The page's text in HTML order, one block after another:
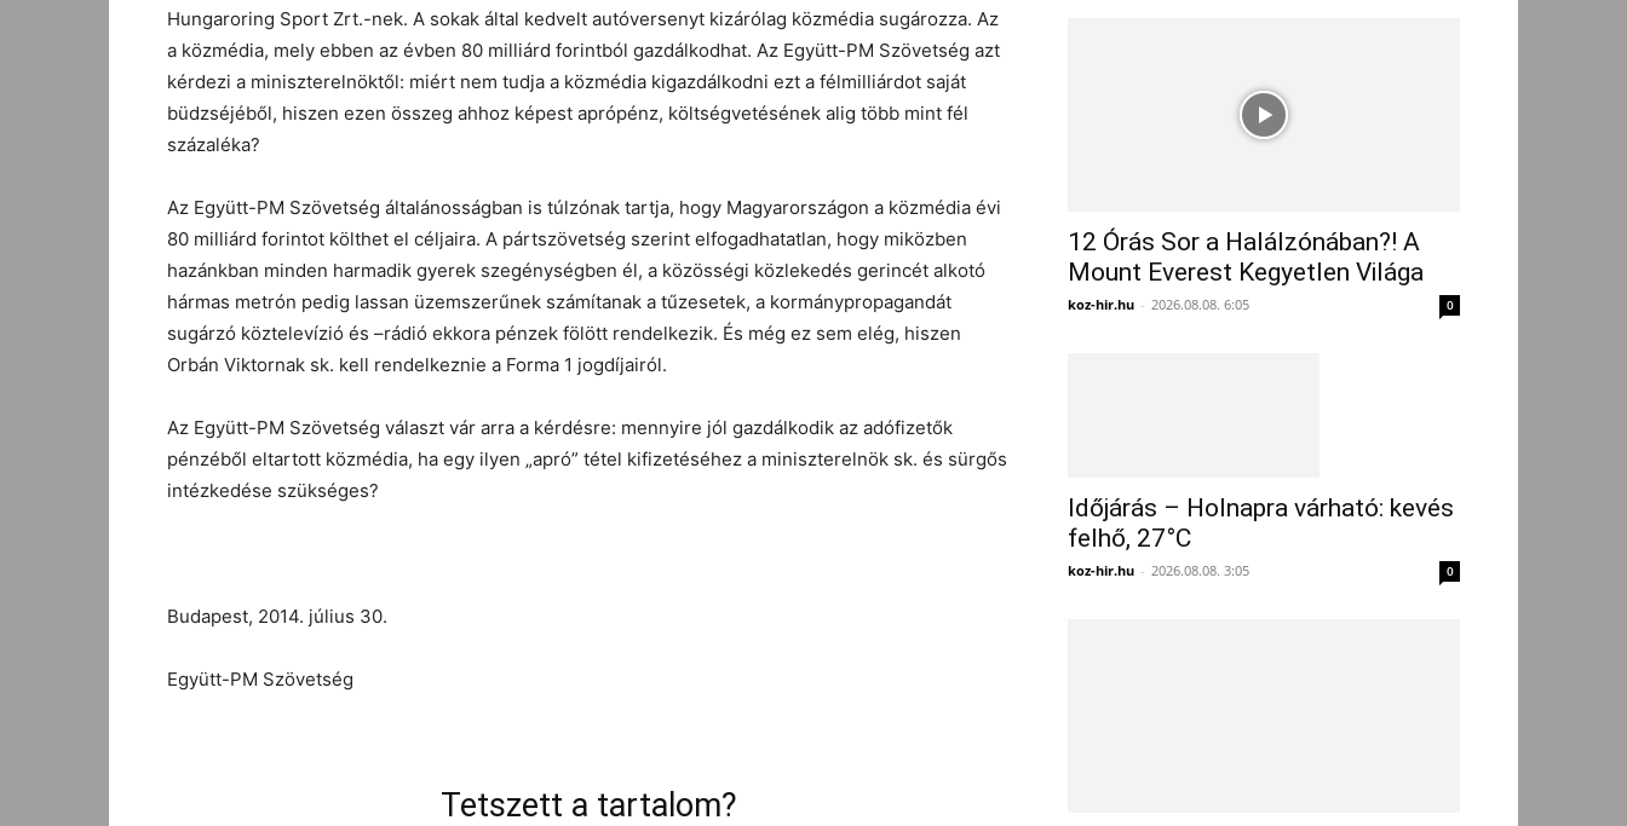
Hungaroring Sport Zrt.-nek. A sokak által kedvelt autóversenyt kizárólag közmédia sugározza. Az
a közmédia, mely ebben az évben 80 milliárd forintból gazdálkodhat. Az Együtt-PM Szövetség azt
kérdezi a miniszterelnöktől: miért nem tudja a közmédia kigazdálkodni ezt a félmilliárdot saját
büdzséjéből, hiszen ezen összeg ahhoz képest aprópénz, költségvetésének alig több mint fél
százaléka?
Az Együtt-PM Szövetség általánosságban is túlzónak tartja, hogy Magyarországon a közmédia évi
80 milliárd forintot költhet el céljaira. A pártszövetség szerint elfogadhatatlan, hogy miközben
hazánkban minden harmadik gyerek szegénységben él, a közösségi közlekedés gerincét alkotó
hármas metrón pedig lassan üzemszerűnek számítanak a tűzesetek, a kormánypropagandát
sugárzó köztelevízió és –rádió ekkora pénzek fölött rendelkezik. És még ez sem elég, hiszen
Orbán Viktornak sk. kell rendelkeznie a Forma 1 jogdíjairól.
Az Együtt-PM Szövetség választ vár arra a kérdésre: mennyire jól gazdálkodik az adófizetők
pénzéből eltartott közmédia, ha egy ilyen „apró” tétel kifizetéséhez a miniszterelnök sk. és sürgős
intézkedése szükséges?
Budapest, 2014. július 30.
Együtt-PM Szövetség
Tetszett a tartalom?
12 Órás Sor a Halálzónában?! A
Mount Everest Kegyetlen Világa
koz-hir.hu - 2026.08.08. 6:05 0
Időjárás – Holnapra várható: kevés
felhő, 27°C
koz-hir.hu - 2026.08.08. 3:05 0